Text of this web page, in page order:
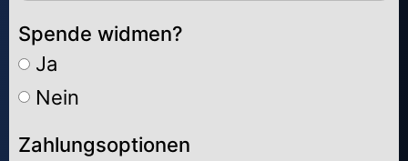
Spende widmen?
Ja
Nein
Zahlungsoptionen